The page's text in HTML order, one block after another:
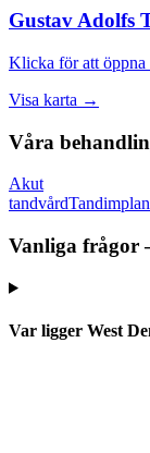
Gustav Adolfs
Klicka för att
Visa karta →
Våra
Akut
tandvård
Vanliga frågor
Var ligger West